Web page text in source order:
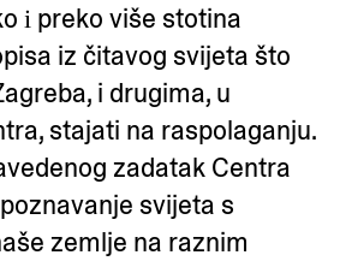
і preko više stotina
iz čitavog svijeta što
i drugima, u
stajati na raspolaganju.
zadatak Centra
svijeta s
zemlje na raznim